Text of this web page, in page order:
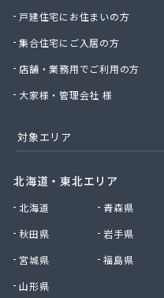
株式会社元久商店
株式会社古田商店
株式会社三好ガス
株式会社山源服部商会
株式会社山新プロパン部
株式会社山田幸一商店
株式会社小林本店
株式会社小林本店稲沢店
株式会社松村プロパン部
株式会社新東
株式会社森上製油所
戸建住宅にお住まいの方
集合住宅にご入居の方
店舗・業務用でご利用の方
大家様・管理会社 様
対象エリア
北海道・東北エリア
北海道
青森県
秋田県
岩手県
宮城県
福島県
山形県